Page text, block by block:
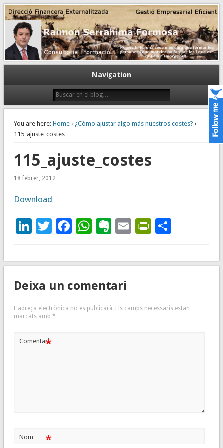
Dirección financiera de la PyME
Gestión empresarial eficiente. Dirección financiera externalizada.
Navigation
You are here: Home› ¿Cómo ajustar algo más nuestros costes? ›
115_ajuste_costes
115_ajuste_costes
18 febrer, 2012
Download
LinkedIn
Twitter
Facebook
WhatsApp
Evernote
Email
Deixa un comentari
L'adreça electrònica no es publicarà. Els camps necessaris estan
marcats amb *
Comentari*
Nom *